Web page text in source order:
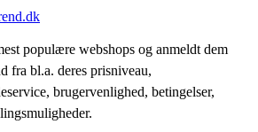
populære webshops og anmeldt dem
fra bl.a. deres prisniveau,
brugervenlighed, betingelser,